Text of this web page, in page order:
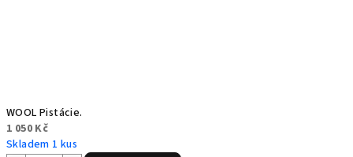
WOOL Pistácie.
1 050 Kč
Skladem 1 kus